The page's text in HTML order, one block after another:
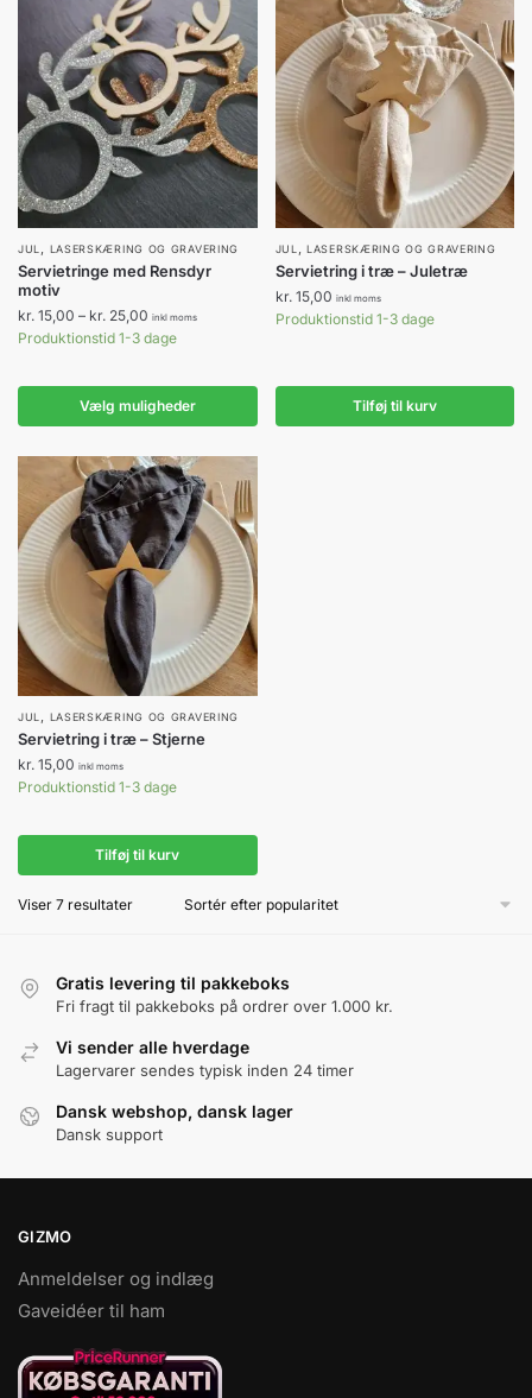
på
varesiden
JUL , LASERSKÆRING OG GRAVERING
Servietringe med Rensdyr
motiv
kr. 15,00 – kr. 25,00 Prisinterval:
kr. 15,00
inkl moms
Produktionstid 1-3 dage
Vælg muligheder
Dette
vare
har
flere
Mulighederne
kan
vælges
varesiden
JUL ,LASERSKÆRING OG GRAVERING
Servietring i træ – Juletræ
kr. 15,00 inkl moms
Produktionstid 1-3 dage
Tilføj til kurv
JUL , LASERSKÆRING OG GRAVERING
Servietring i træ – Stjerne
kr. 15,00 inkl moms
Produktionstid 1-3 dage
Tilføj til kurv
Viser 7 resultaterSorteret
Gratis levering til pakkeboks
Fri fragt til pakkeboks på ordrer over 1.000 kr.
Vi sender alle hverdage
Lagervarer sendes typisk inden 24 timer
Dansk webshop, dansk lager
Dansk support
GIZMO
Anmeldelser og indlæg
Gaveidéer til ham